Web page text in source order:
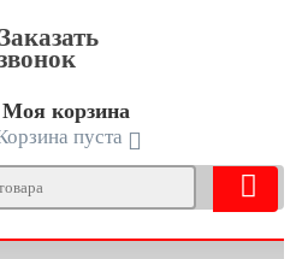
Заказать
Моя корзина
пуста